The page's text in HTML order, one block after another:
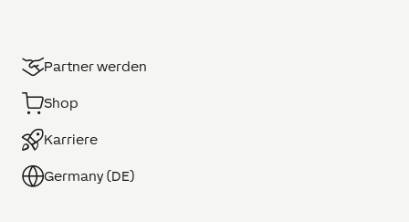
Partner werden
Shop
Karriere
Germany (DE)